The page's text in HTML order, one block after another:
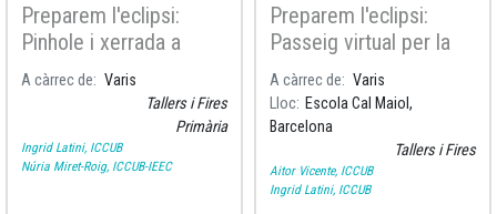
Preparem l'eclipsi:
Pinhole i xerrada a
l'Escola Espai Obert La
A càrrec de
Varis
Tallers i Fires
Primària
Ingrid Latini, ICCUB
Núria Miret-Roig, ICCUB-IEEC
Preparem l'eclipsi:
Passeig virtual per la
galàxia a l'Escola Cal
Maiol
A càrrec de
Varis
Lloc Escola Cal Maiol,
Barcelona
Tallers i Fires
Aitor Vicente, ICCUB
Ingrid Latini, ICCUB